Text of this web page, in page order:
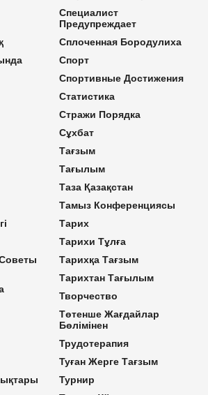
Специалист
Предупреждает
Сплоченная Бородулиха
Спорт
Спортивные Достижения
Статистика
Стражи Порядка
Сұхбат
Тағзым
Тағылым
Таза Қазақстан
Тамыз Конференциясы
Тарих
Тарихи Тұлға
Тарихқа Тағзым
Тарихтан Тағылым
Творчество
Төтенше Жағдайлар
Бөлімінен
Трудотерапия
Туған Жерге Тағзым
Турнир